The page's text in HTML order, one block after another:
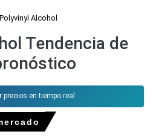
Polyvinyl Alcohol
Tendencia de
precios en tiempo real